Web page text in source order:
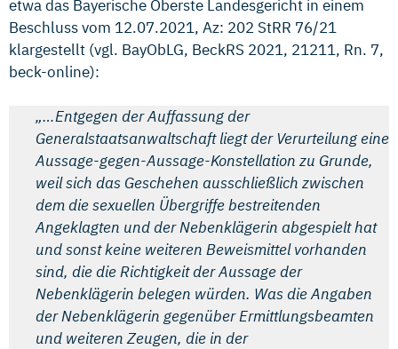
etwa das Bayerische Oberste Landesgericht in einem
Beschluss vom 12.07.2021, Az: 202 StRR 76/21
klargestellt (vgl. BayObLG, BeckRS 2021, 21211, Rn. 7,
beck-online):
„…Entgegen der Auffassung der
Generalstaatsanwaltschaft liegt der Verurteilung eine
Aussage-gegen-Aussage-Konstellation zu Grunde,
weil sich das Geschehen ausschließlich zwischen
dem die sexuellen Übergriffe bestreitenden
Angeklagten und der Nebenklägerin abgespielt hat
und sonst keine weiteren Beweismittel vorhanden
sind, die die Richtigkeit der Aussage der
Nebenklägerin belegen würden. Was die Angaben
der Nebenklägerin gegenüber Ermittlungsbeamten
und weiteren Zeugen, die in der